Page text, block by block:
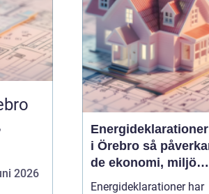
2026
Energideklarationer
i Örebro så påverkar
de ekonomi, miljö
och boende
Energideklarationer har